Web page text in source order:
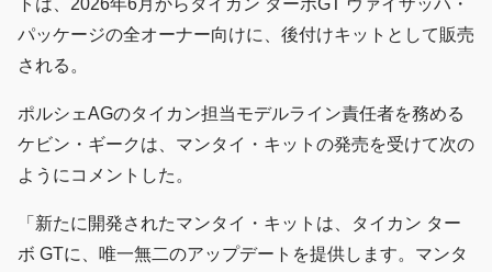
パッケージの全オーナー向けに、後付けキットとして販売
される。
ポルシェAGのタイカン担当モデルライン責任者を務める
ケビン・ギークは、マンタイ・キットの発売を受けて次の
ようにコメントした。
「新たに開発されたマンタイ・キットは、タイカン ター
ボ GTに、唯一無二のアップデートを提供します。マンタ